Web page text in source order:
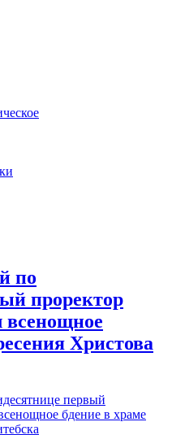
по
проректор
всенощное
Христова